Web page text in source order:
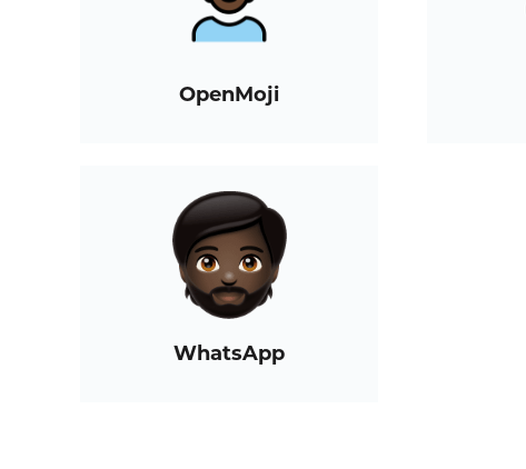
OpenMoji
WhatsApp